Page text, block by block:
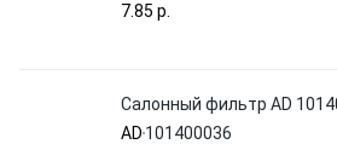
7.85 p.
Салонный фильтр AD
AD 101400036